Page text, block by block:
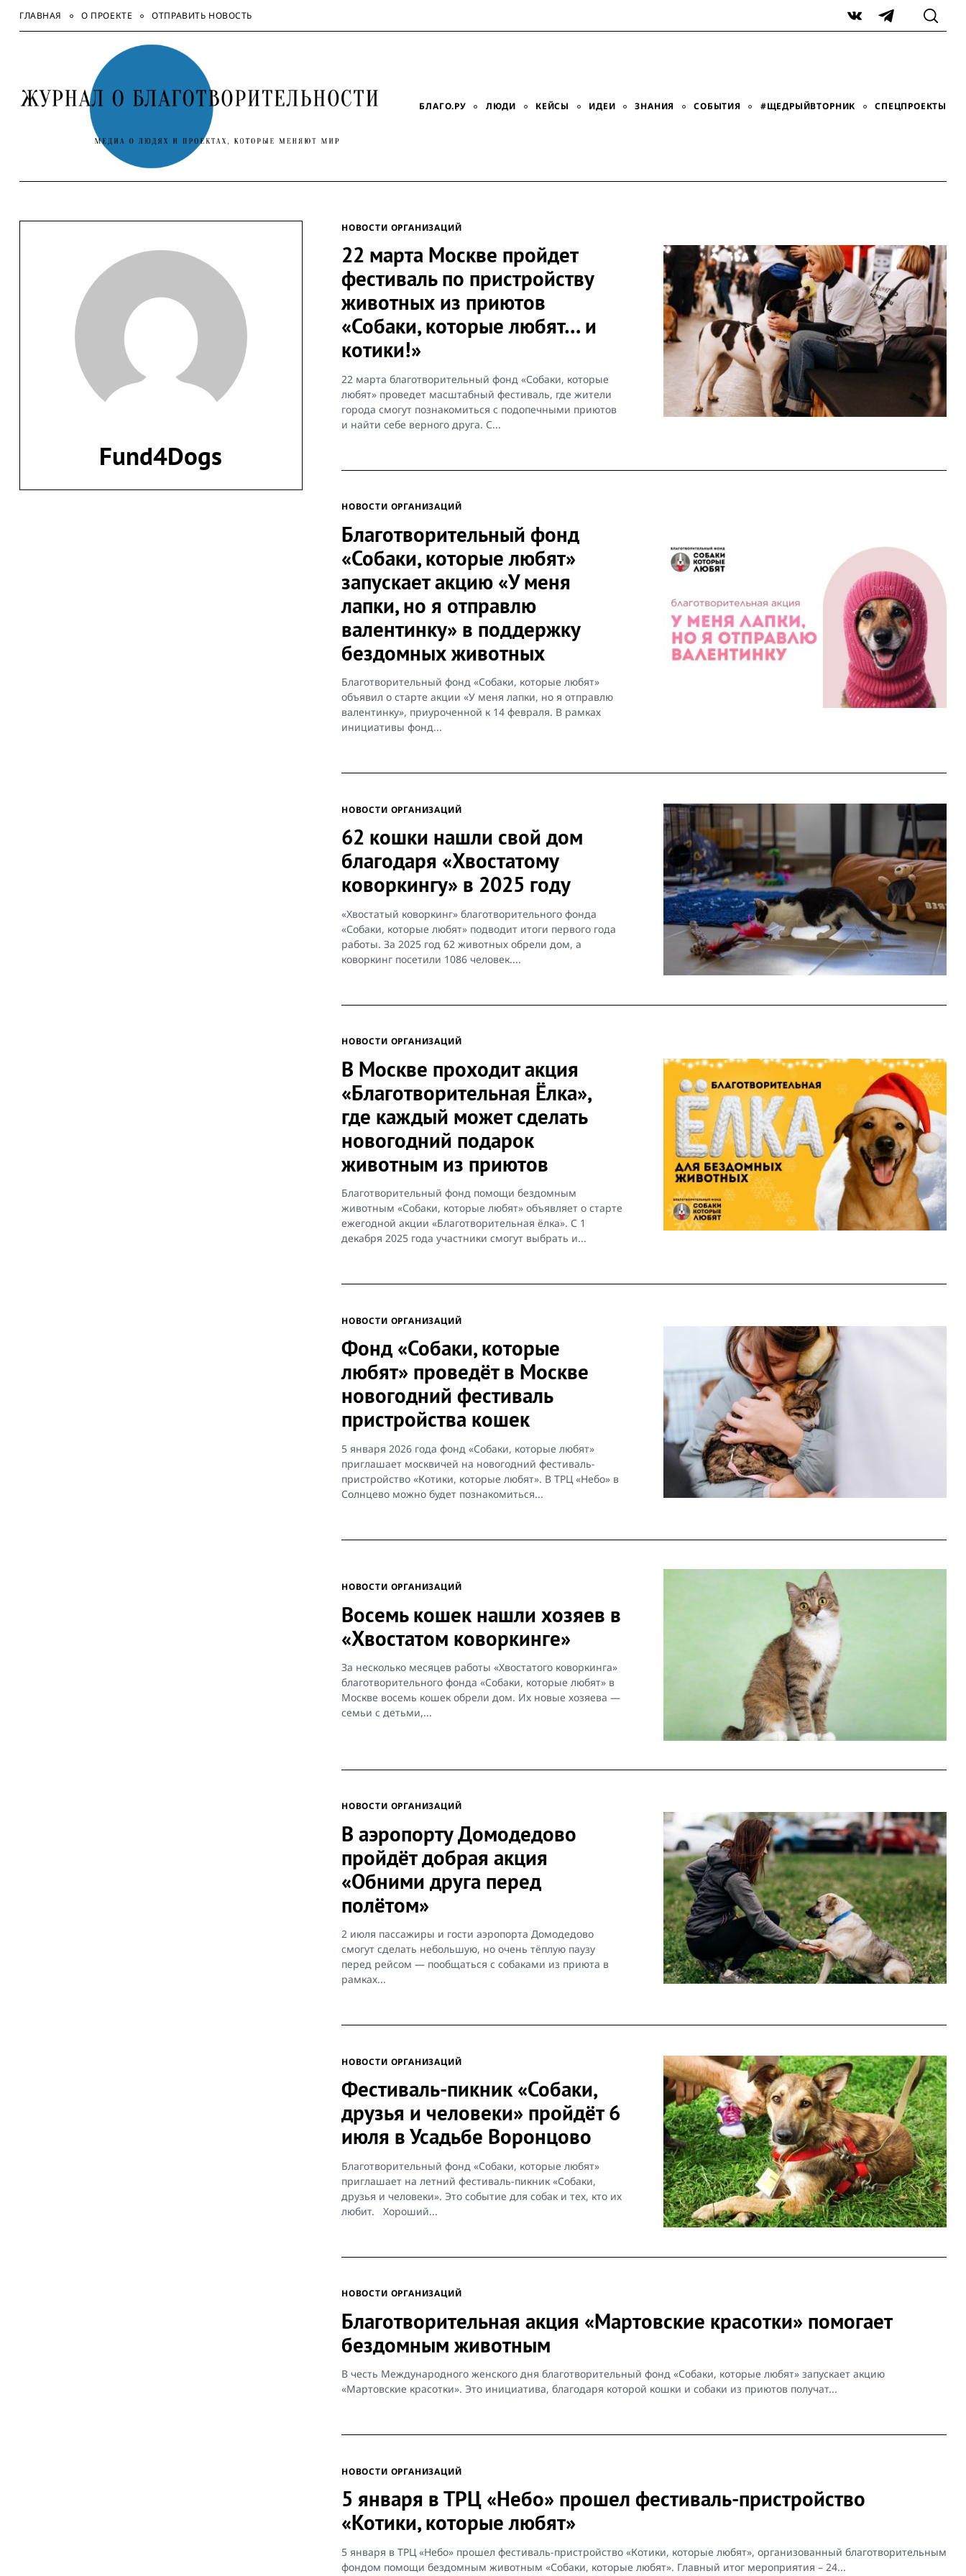
SkipГЛАВНАЯ О ПРОЕКТЕ ОТПРАВИТЬ НОВОСТЬ
VK Telegram
БЛАГО.РУ ЛЮДИ КЕЙСЫ ИДЕИ ЗНАНИЯ СОБЫТИЯ #ЩЕДРЫЙВТОРНИК СПЕЦПРОЕКТЫ
Fund4Dogs
НОВОСТИ ОРГАНИЗАЦИЙ
22 марта Москве пройдет
фестиваль по пристройству
животных из приютов
«Собаки, которые любят… и
котики!»
22 марта благотворительный фонд «Собаки, которые
любят» проведет масштабный фестиваль, где жители
города смогут познакомиться с подопечными приютов
и найти себе верного друга. С...
НОВОСТИ ОРГАНИЗАЦИЙ
Благотворительный фонд
«Собаки, которые любят»
запускает акцию «У меня
лапки, но я отправлю
валентинку» в поддержку
бездомных животных
Благотворительный фонд «Собаки, которые любят»
объявил о старте акции «У меня лапки, но я отправлю
валентинку», приуроченной к 14 февраля. В рамках
инициативы фонд...
НОВОСТИ ОРГАНИЗАЦИЙ
62 кошки нашли свой дом
благодаря «Хвостатому
коворкингу» в 2025 году
«Хвостатый коворкинг» благотворительного фонда
«Собаки, которые любят» подводит итоги первого года
работы. За 2025 год 62 животных обрели дом, а
коворкинг посетили 1086 человек....
НОВОСТИ ОРГАНИЗАЦИЙ
В Москве проходит акция
«Благотворительная Ёлка»,
где каждый может сделать
новогодний подарок
животным из приютов
Благотворительный фонд помощи бездомным
животным «Собаки, которые любят» объявляет о старте
ежегодной акции «Благотворительная ёлка». С 1
декабря 2025 года участники смогут выбрать и...
НОВОСТИ ОРГАНИЗАЦИЙ
Фонд «Собаки, которые
любят» проведёт в Москве
новогодний фестиваль
пристройства кошек
5 января 2026 года фонд «Собаки, которые любят»
приглашает москвичей на новогодний фестиваль-
пристройство «Котики, которые любят». В ТРЦ «Небо» в
Солнцево можно будет познакомиться...
НОВОСТИ ОРГАНИЗАЦИЙ
Восемь кошек нашли хозяев в
«Хвостатом коворкинге»
За несколько месяцев работы «Хвостатого коворкинга»
благотворительного фонда «Собаки, которые любят» в
Москве восемь кошек обрели дом. Их новые хозяева —
семьи с детьми,...
НОВОСТИ ОРГАНИЗАЦИЙ
В аэропорту Домодедово
пройдёт добрая акция
«Обними друга перед
полётом»
2 июля пассажиры и гости аэропорта Домодедово
смогут сделать небольшую, но очень тёплую паузу
перед рейсом — пообщаться с собаками из приюта в
рамках...
НОВОСТИ ОРГАНИЗАЦИЙ
Фестиваль-пикник «Собаки,
друзья и человеки» пройдёт 6
июля в Усадьбе Воронцово
Благотворительный фонд «Собаки, которые любят»
приглашает на летний фестиваль-пикник «Собаки,
друзья и человеки». Это событие для собак и тех, кто их
любит. Хороший...
НОВОСТИ ОРГАНИЗАЦИЙ
Благотворительная акция «Мартовские красотки» помогает
бездомным животным
В честь Международного женского дня благотворительный фонд «Собаки, которые любят» запускает акцию
«Мартовские красотки». Это инициатива, благодаря которой кошки и собаки из приютов получат...
НОВОСТИ ОРГАНИЗАЦИЙ
5 января в ТРЦ «Небо» прошел фестиваль-пристройство
«Котики, которые любят»
5 января в ТРЦ «Небо» прошел фестиваль-пристройство «Котики, которые любят», организованный благотворительным
фондом помощи бездомным животным «Собаки, которые любят». Главный итог мероприятия – 24...